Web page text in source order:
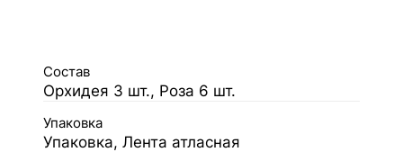
Состав
Орхидея 3 шт., Роза 6 шт.
Упаковка
Упаковка, Лента атласная